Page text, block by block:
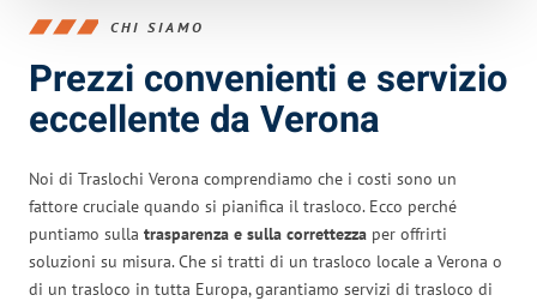
CHI SIAMO
Prezzi convenienti e servizio
eccellente da Verona
Noi di Traslochi Verona comprendiamo che i costi sono un
fattore cruciale quando si pianifica il trasloco. Ecco perché
puntiamo sulla trasparenza e sulla correttezza per offrirti
soluzioni su misura. Che si tratti di un trasloco locale a Verona o
di un trasloco in tutta Europa, garantiamo servizi di trasloco di